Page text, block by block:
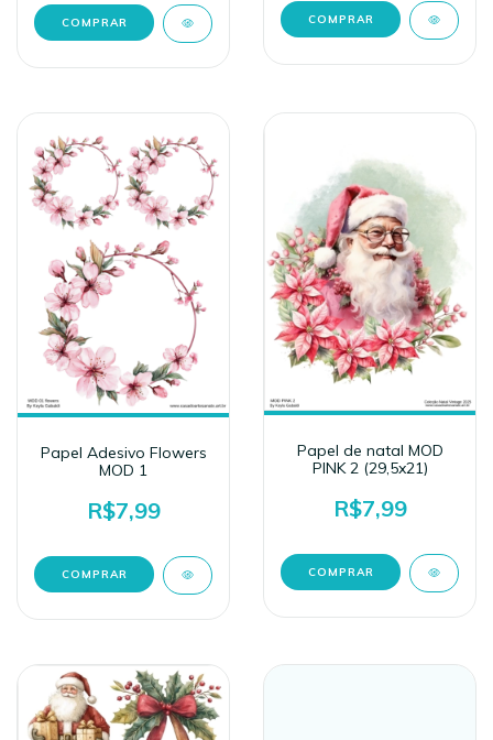
Papel Adesivo Flowers
MOD 1
R$7,99
Papel de natal MOD
PINK 2 (29,5x21)
R$7,99